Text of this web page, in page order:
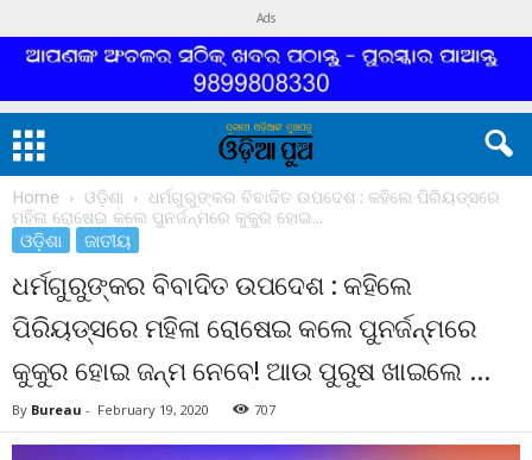
Ads
Home ଓଡ଼ିଶା
ଧର୍ମଗୁରୁଙ୍କର ବିବାଦିତ ଉପଦେଶ : କହିଲେ ପିରିୟଡ୍ସରେ
ମହିଳା ରୋଷେଇ କଲେ ପୁନର୍ଜନ୍ମରେ କୁକୁର ହୋଇ...
ଓଡ଼ିଶା ଜାତୀୟ
ଧର୍ମଗୁରୁଙ୍କର ବିବାଦିତ ଉପଦେଶ : କହିଲେ
ପିରିୟଡ୍ସରେ ମହିଳା ରୋଷେଇ କଲେ ପୁନର୍ଜନ୍ମରେ
କୁକୁର ହୋଇ ଜନ୍ମ ନେବେ! ଆଉ ପୁରୁଷ ଖାଇଲେ …
By Bureau - February 19, 2020 707